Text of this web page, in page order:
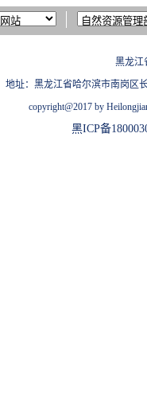
黑龙江
地址：黑龙江省哈尔滨市南岗区
copyright@2017 by
黑ICP备